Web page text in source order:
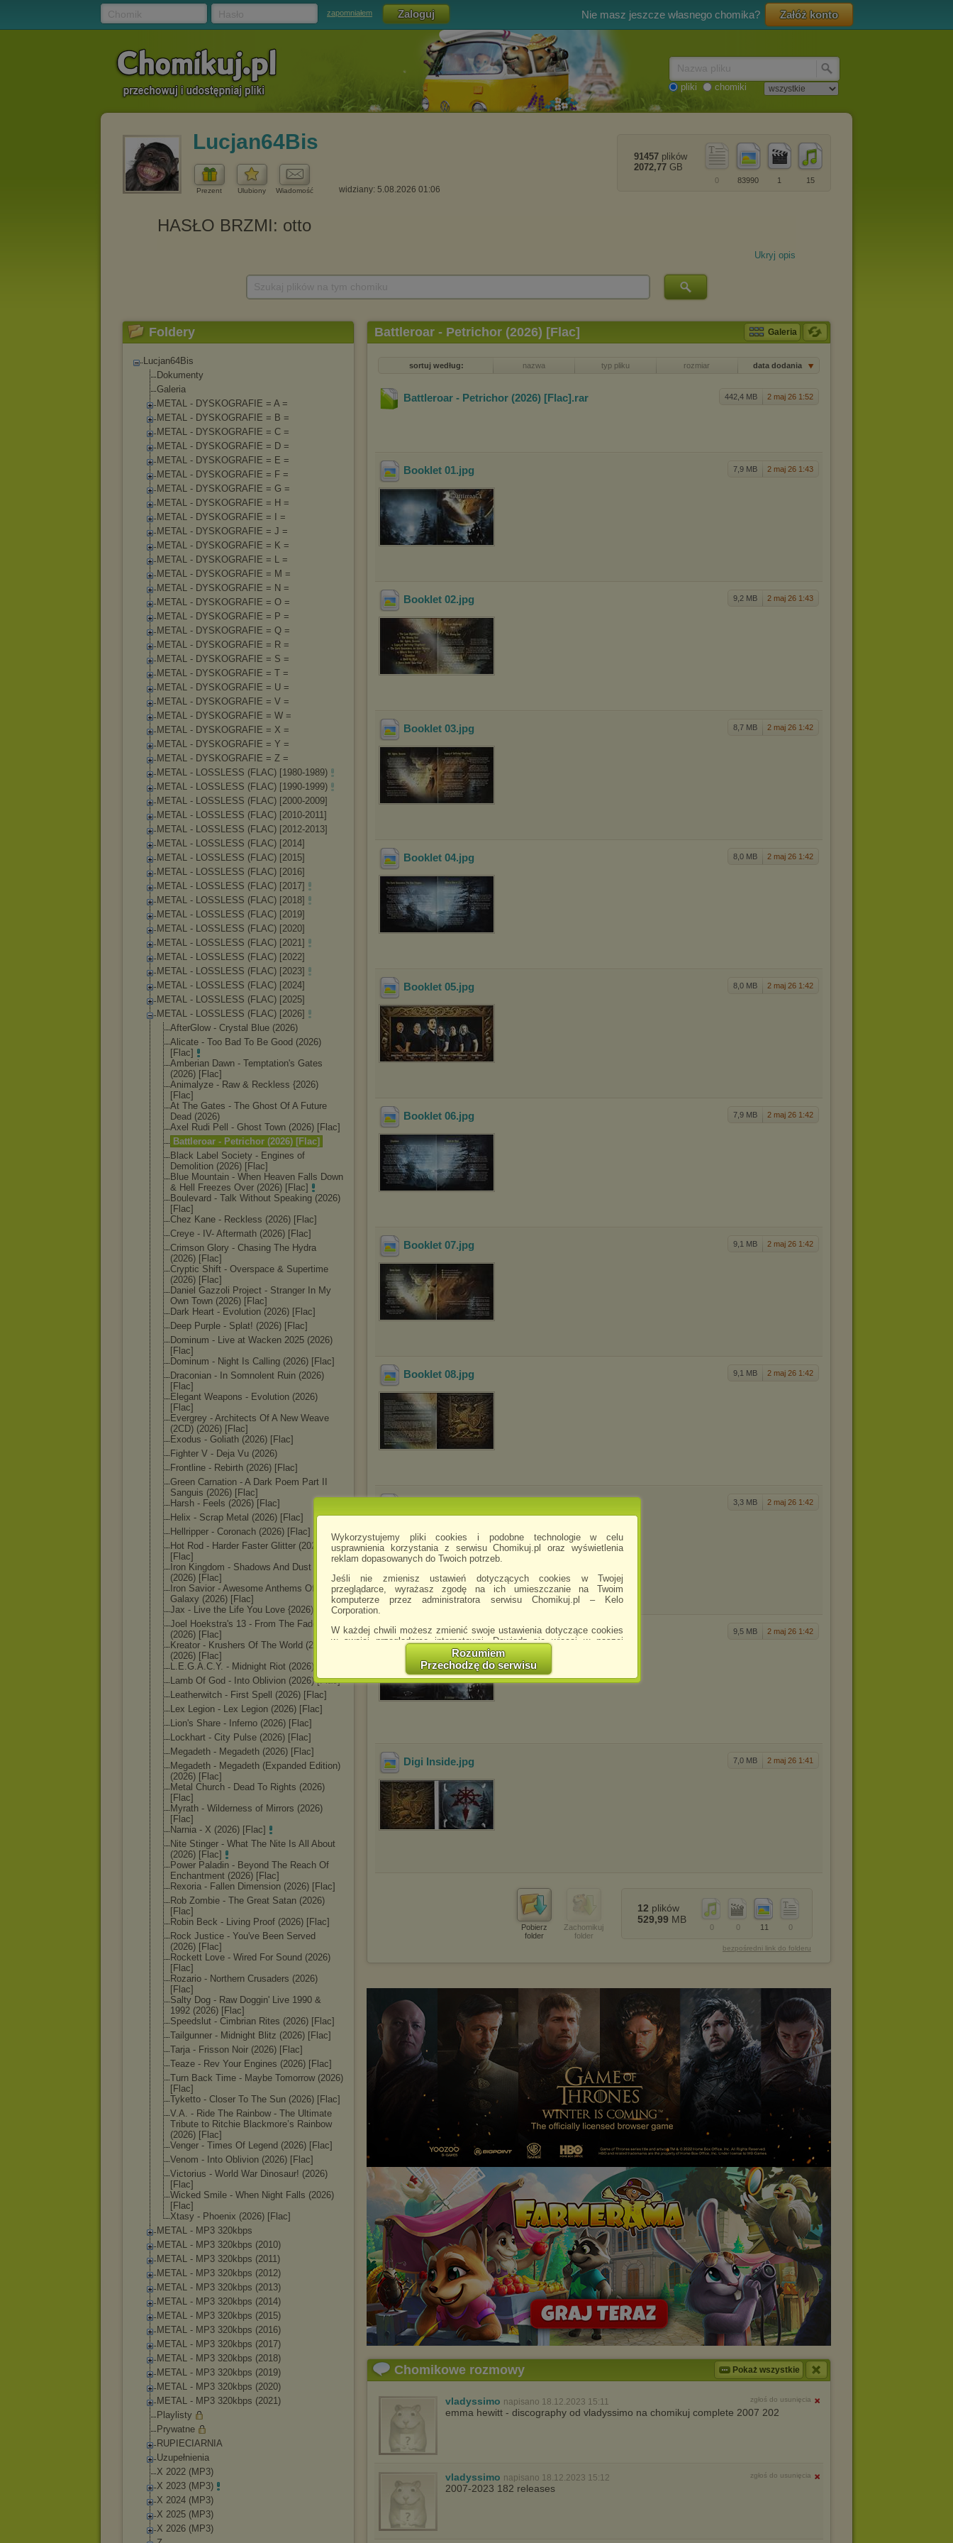
Wykorzystujemy pliki cookies i podobne technologie w celu
usprawnienia korzystania z serwisu Chomikuj.pl oraz wyświetlenia
reklam dopasowanych do Twoich potrzeb.
Jeśli nie zmienisz ustawień dotyczących cookies w Twojej
przeglądarce, wyrażasz zgodę na ich umieszczanie na Twoim
komputerze przez administratora serwisu Chomikuj.pl – Kelo
Corporation.
W każdej chwili możesz zmienić swoje ustawienia dotyczące cookies
w swojej przeglądarce internetowej. Dowiedz się więcej w naszej
http://chomikuj.pl/PolitykaPrywatnosci.aspx
Jednocześnie informujemy że zmiana ustawień przeglądarki może
spowodować ograniczenie korzystania ze strony Chomikuj.pl.
W przypadku braku twojej zgody na akceptację cookies niestety
marketingowych).
Wyrażenie sprzeciwu spowoduje, że wyświetlana Ci reklama nie
będzie dopasowana do Twoich preferencji, a będzie to reklama
wyświetlona przypadkowo.
Istnieje możliwość zmiany ustawień przeglądarki internetowej w
sposób uniemożliwiający przechowywanie plików cookies na
dokonując odpowiednich zmian w ustawieniach przeglądarki
http://chomikuj.pl/PolitykaPrywatnosci.aspx
Rozumiem
Przechodzę do serwisu
zapomniałem Nie masz jeszcze własnego chomika? Załóż konto
pliki chomiki
Lucjan64Bis
Prezent Ulubiony Wiadomość widziany: 5.08.2026 01:06
15
1
83990
0
91457 plików
2072,77 GB
Ukryj opis
Foldery
Lucjan64Bis
Dokumenty
Galeria
METAL - DYSKOGRAFIE = A =
METAL - DYSKOGRAFIE = B =
METAL - DYSKOGRAFIE = C =
METAL - DYSKOGRAFIE = D =
METAL - DYSKOGRAFIE = E =
METAL - DYSKOGRAFIE = F =
METAL - DYSKOGRAFIE = G =
METAL - DYSKOGRAFIE = H =
METAL - DYSKOGRAFIE = I =
METAL - DYSKOGRAFIE = J =
METAL - DYSKOGRAFIE = K =
METAL - DYSKOGRAFIE = L =
METAL - DYSKOGRAFIE = M =
METAL - DYSKOGRAFIE = N =
METAL - DYSKOGRAFIE = O =
METAL - DYSKOGRAFIE = P =
METAL - DYSKOGRAFIE = Q =
METAL - DYSKOGRAFIE = R =
METAL - DYSKOGRAFIE = S =
METAL - DYSKOGRAFIE = T =
METAL - DYSKOGRAFIE = U =
METAL - DYSKOGRAFIE = V =
METAL - DYSKOGRAFIE = W =
METAL - DYSKOGRAFIE = X =
METAL - DYSKOGRAFIE = Y =
METAL - DYSKOGRAFIE = Z =
METAL - LOSSLESS (FLAC) [1980-1989)
METAL - LOSSLESS (FLAC) [1990-1999)
METAL - LOSSLESS (FLAC) [2000-2009]
METAL - LOSSLESS (FLAC) [2010-2011]
METAL - LOSSLESS (FLAC) [2012-2013]
METAL - LOSSLESS (FLAC) [2014]
METAL - LOSSLESS (FLAC) [2015]
METAL - LOSSLESS (FLAC) [2016]
METAL - LOSSLESS (FLAC) [2017]
METAL - LOSSLESS (FLAC) [2018]
METAL - LOSSLESS (FLAC) [2019]
METAL - LOSSLESS (FLAC) [2020]
METAL - LOSSLESS (FLAC) [2021]
METAL - LOSSLESS (FLAC) [2022]
METAL - LOSSLESS (FLAC) [2023]
METAL - LOSSLESS (FLAC) [2024]
METAL - LOSSLESS (FLAC) [2025]
METAL - LOSSLESS (FLAC) [2026]
AfterGlow - Crystal Blue (2026)
Alicate - Too Bad To Be Good (2026)
[Flac]
Amberian Dawn - Temptation's Gates
(2026) [Flac]
Animalyze - Raw & Reckless {2026)
[Flac]
At The Gates - The Ghost Of A Future
Dead (2026)
Axel Rudi Pell - Ghost Town (2026) [Flac]
Battleroar - Petrichor (2026) [Flac]
Black Label Society - Engines of
Demolition (2026) [Flac]
Blue Mountain - When Heaven Falls Down
& Hell Freezes Over (2026) [Flac]
Boulevard - Talk Without Speaking (2026)
[Flac]
Chez Kane - Reckless (2026) [Flac]
Creye - IV- Aftermath (2026) [Flac]
Crimson Glory - Chasing The Hydra
(2026) [Flac]
Cryptic Shift - Overspace & Supertime
(2026) [Flac]
Daniel Gazzoli Project - Stranger In My
Own Town (2026) [Flac]
Dark Heart - Evolution (2026) [Flac]
Deep Purple - Splat! (2026) [Flac]
Dominum - Live at Wacken 2025 (2026)
[Flac]
Dominum - Night Is Calling (2026) [Flac]
Draconian - In Somnolent Ruin (2026)
[Flac]
Elegant Weapons - Evolution (2026)
[Flac]
Evergrey - Architects Of A New Weave
(2CD) (2026) [Flac]
Exodus - Goliath (2026) [Flac]
Fighter V - Deja Vu (2026)
Frontline - Rebirth (2026) [Flac]
Green Carnation - A Dark Poem Part II
Sanguis (2026) [Flac]
Harsh - Feels (2026) [Flac]
Helix - Scrap Metal (2026) [Flac]
Hellripper - Coronach (2026) [Flac]
Hot Rod - Harder Faster Glitter (2026)
[Flac]
Iron Kingdom - Shadows And Dust (2CD)
(2026) [Flac]
Iron Savior - Awesome Anthems Of The
Galaxy (2026) [Flac]
Jax - Live the Life You Love {2026) [Flac]
Joel Hoekstra's 13 - From The Fade
(2026) [Flac]
Kreator - Krushers Of The World (2CD)
(2026) [Flac]
L.E.G.A.C.Y. - Midnight Riot (2026) [Flac]
Lamb Of God - Into Oblivion (2026) [Flac]
Leatherwitch - First Spell (2026) [Flac]
Lex Legion - Lex Legion (2026) [Flac]
Lion's Share - Inferno (2026) [Flac]
Lockhart - City Pulse (2026) [Flac]
Megadeth - Megadeth (2026) [Flac]
Megadeth - Megadeth (Expanded Edition)
(2026) [Flac]
Metal Church - Dead To Rights (2026)
[Flac]
Myrath - Wilderness of Mirrors (2026)
[Flac]
Narnia - X (2026) [Flac]
Nite Stinger - What The Nite Is All About
(2026) [Flac]
Power Paladin - Beyond The Reach Of
Enchantment (2026) [Flac]
Rexoria - Fallen Dimension (2026) [Flac]
Rob Zombie - The Great Satan (2026)
[Flac]
Robin Beck - Living Proof (2026) [Flac]
Rock Justice - You've Been Served
(2026) [Flac]
Rockett Love - Wired For Sound (2026)
[Flac]
Rozario - Northern Crusaders (2026)
[Flac]
Salty Dog - Raw Doggin' Live 1990 &
1992 (2026) [Flac]
Speedslut - Cimbrian Rites (2026) [Flac]
Tailgunner - Midnight Blitz (2026) [Flac]
Tarja - Frisson Noir (2026) [Flac]
Teaze - Rev Your Engines (2026) [Flac]
Turn Back Time - Maybe Tomorrow (2026)
[Flac]
Tyketto - Closer To The Sun (2026) [Flac]
V.A. - Ride The Rainbow - The Ultimate
Tribute to Ritchie Blackmore’s Rainbow
(2026) [Flac]
Venger - Times Of Legend (2026) [Flac]
Venom - Into Oblivion (2026) [Flac]
Victorius - World War Dinosaur! (2026)
[Flac]
Wicked Smile - When Night Falls (2026)
[Flac]
Xtasy - Phoenix (2026) [Flac]
METAL - MP3 320kbps
METAL - MP3 320kbps (2010)
METAL - MP3 320kbps (2011)
METAL - MP3 320kbps (2012)
METAL - MP3 320kbps (2013)
METAL - MP3 320kbps (2014)
METAL - MP3 320kbps (2015)
METAL - MP3 320kbps (2016)
METAL - MP3 320kbps (2017)
METAL - MP3 320kbps (2018)
METAL - MP3 320kbps (2019)
METAL - MP3 320kbps (2020)
METAL - MP3 320kbps (2021)
Playlisty
Prywatne
RUPIECIARNIA
Uzupełnienia
X 2022 (MP3)
X 2023 (MP3)
X 2024 (MP3)
X 2025 (MP3)
X 2026 (MP3)
Battleroar - Petrichor (2026) [Flac] Galeria
sortuj według: nazwa typ pliku rozmiar data dodania
442,4 MB 2 maj 26 1:52
Battleroar - Petrichor (2026) [Flac] .rar
7,9 MB 2 maj 26 1:43
Booklet 01.jpg
9,2 MB 2 maj 26 1:43
Booklet 02.jpg
8,7 MB 2 maj 26 1:42
Booklet 03.jpg
8,0 MB 2 maj 26 1:42
Booklet 04.jpg
8,0 MB 2 maj 26 1:42
Booklet 05.jpg
7,9 MB 2 maj 26 1:42
Booklet 06.jpg
9,1 MB 2 maj 26 1:42
Booklet 07.jpg
9,1 MB 2 maj 26 1:42
Booklet 08.jpg
3,3 MB 2 maj 26 1:42
9,5 MB 2 maj 26 1:42
Digi Front.jpg
7,0 MB 2 maj 26 1:41
Digi Inside.jpg
Pobierz
folder
Zachomikuj
folder
0
11
0
0
12 plików
529,99 MB
bezpośredni link do folderu
Chomikowe rozmowy Pokaż wszystkie
vladyssimo napisano 18.12.2023 15:11 zgłoś do usunięcia
emma hewitt - discography od vladyssimo na chomikuj complete 2007 202
vladyssimo napisano 18.12.2023 15:12 zgłoś do usunięcia
2007-2023 182 releases